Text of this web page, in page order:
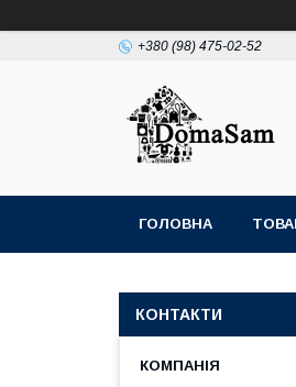
+380 (98) 475-02-52
ГОЛОВНА
КОНТАКТИ